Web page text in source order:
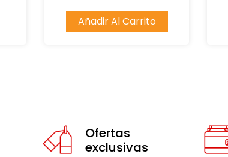
Añadir Al Carrito
Ofertas
exclusivas